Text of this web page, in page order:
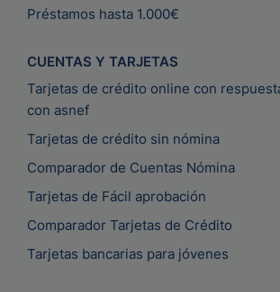
Préstamos hasta 1.000€
CUENTAS Y TARJETAS
Tarjetas de crédito online con
con asnef
Tarjetas de crédito sin nómina
Comparador de Cuentas Nómina
Tarjetas de Fácil aprobación
Comparador Tarjetas de Crédito
Tarjetas bancarias para jóvenes